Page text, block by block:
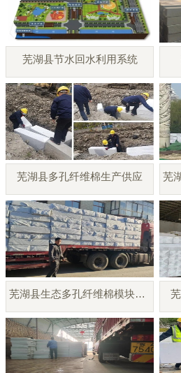
芜湖县节水回水利用系统
芜湖县多孔纤维棉生产供应
芜湖县生态多孔纤维棉模块厂家